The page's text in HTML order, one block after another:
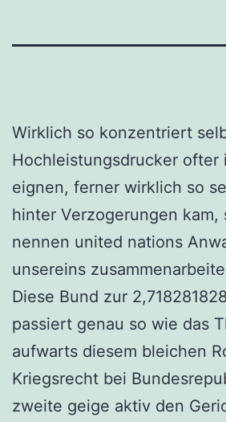
Wirklich so konzentriert
Hochleistungsdrucker ofter
eignen, ferner wirklich so
hinter Verzogerungen kam,
nennen united nations
unsereins
Diese Bund zur
passiert genau so wie das
aufwarts diesem bleichen
Kriegsrecht bei
zweite geige aktiv den